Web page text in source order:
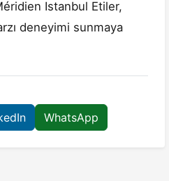
Istanbul Etiler,
deneyimi sunmaya
WhatsApp